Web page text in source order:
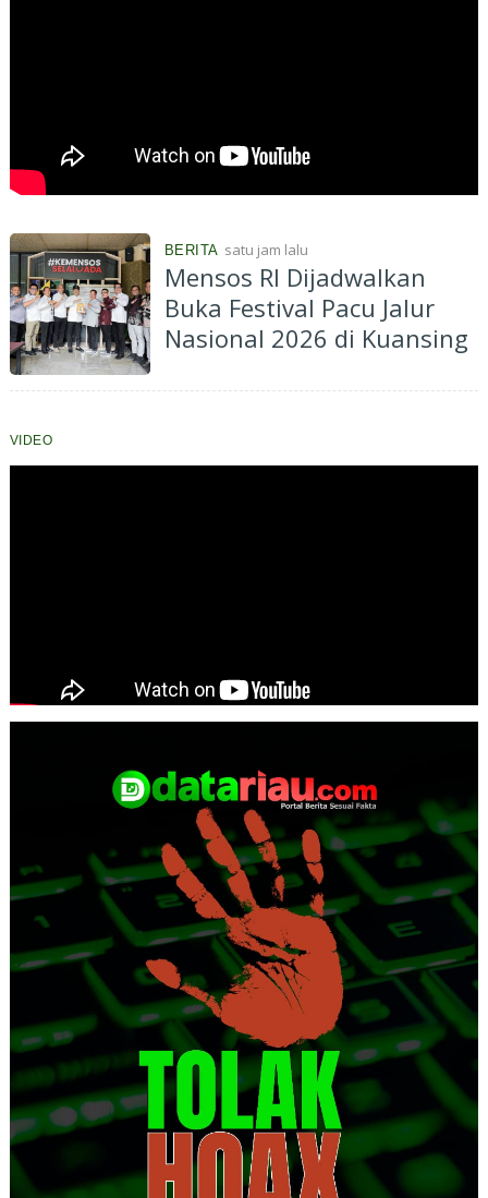
BERITA satu jam lalu
Mensos RI Dijadwalkan
Buka Festival Pacu Jalur
Nasional 2026 di Kuansing
VIDEO